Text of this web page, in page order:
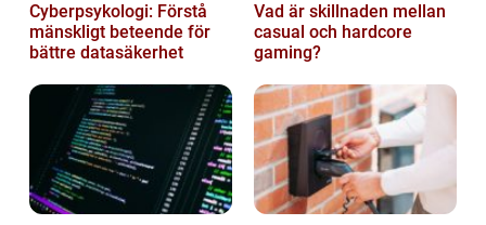
Cyberpsykologi: Förstå
mänskligt beteende för
bättre datasäkerhet
Vad är skillnaden mellan
casual och hardcore
gaming?